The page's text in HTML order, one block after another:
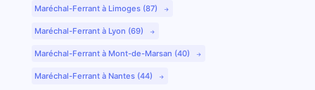
Maréchal-Ferrant à Limoges (87)
Maréchal-Ferrant à Lyon (69)
Maréchal-Ferrant à Mont-de-Marsan (40)
Maréchal-Ferrant à Nantes (44)